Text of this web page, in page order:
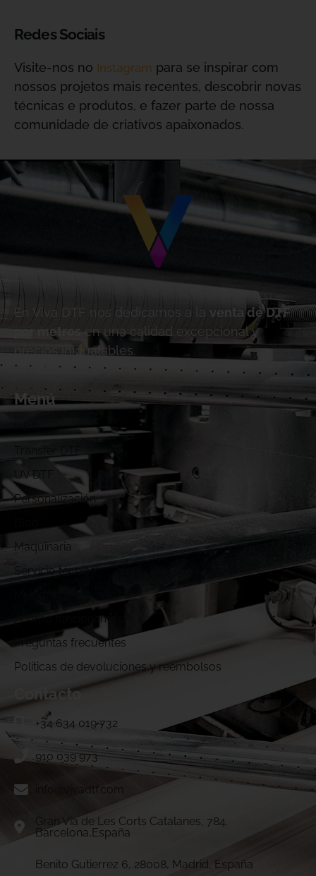
Redes Sociais
Visite-nos no Instagram para se inspirar com
nossos projetos mais recentes, descobrir novas
técnicas e produtos, e fazer parte de nossa
comunidade de criativos apaixonados.
En Viva DTF nos dedicamos a la
venta de DTF
por metros
en una calidad excepcional y
precios inigualables.
Menú
UV DTF
Personalización
Maquinaria
Servicio técnico
¿Cómo funcionamos?
Preguntas frecuentes
Politicas de devoluciones y reembolsos
Contacto
+34 634 019 732
910 039 973
info@vivadtf.com
Gran Vía de Les Corts Catalanes, 784.
Barcelona,España
Benito Gutierrez 6, 28008, Madrid, España